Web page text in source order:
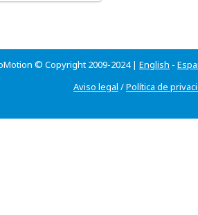
© Copyright 2009-2024 | English -
Aviso legal /Política de